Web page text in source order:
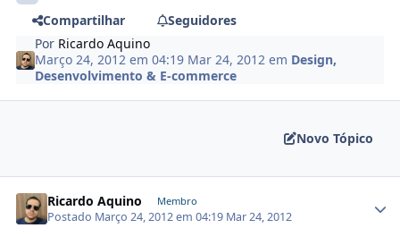
Compartilhar
Seguidores
Por Ricardo Aquino
Março 24, 2012 em 04:19 Mar 24, 2012 em Design,
Desenvolvimento & E-commerce
Novo Tópico
Ricardo Aquino Membro
Postado Março 24, 2012 em 04:19 Mar 24, 2012